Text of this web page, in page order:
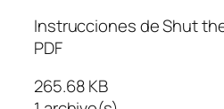
Instrucciones de Shut
PDF
265.68 KB